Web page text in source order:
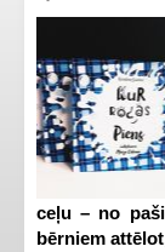
ceļu – no
bērniem